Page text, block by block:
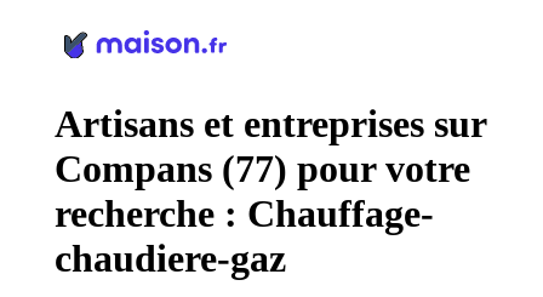
Artisans et entreprises sur
Compans (77) pour votre
recherche : Chauffage-
chaudiere-gaz